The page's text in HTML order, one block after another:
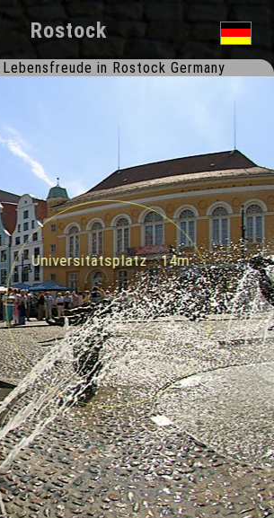
Rostock
in Rostock Germany
Universitätsplatz 14m